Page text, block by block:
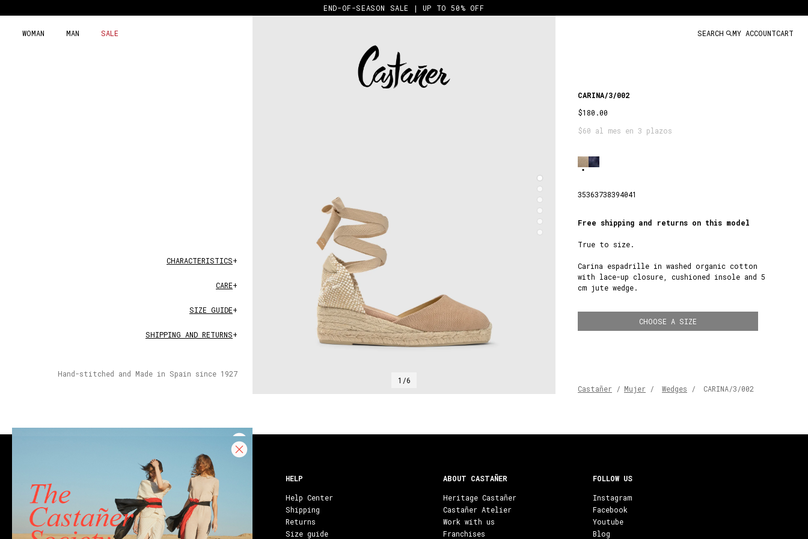
to
END-OF-SEASON SALE | UP TO 50% OFF
WOMAN MAN SALE SEARCH MY ACCOUNTCART
CHARACTERISTICS+
CARE+
SIZE GUIDE+
SHIPPING AND RETURNS+
Hand-stitched and Made in Spain since 1927
1/6
CARINA/3/002
$180.00
$60 al mes en 3 plazos
35363738394041
Free shipping and returns on this model
True to size.
Carina espadrille in washed organic cotton
with lace-up closure, cushioned insole and 5
cm jute wedge.
CHOOSE A SIZE
Castañer / Mujer / Wedges / CARINA/3/002
CONTACT
Email
Chat
HELP
Help Center
Shipping
Returns
Size guide
ABOUT CASTAÑER
Heritage Castañer
Castañer Atelier
Work with us
Franchises
FOLLOW US
Instagram
Facebook
Youtube
Blog